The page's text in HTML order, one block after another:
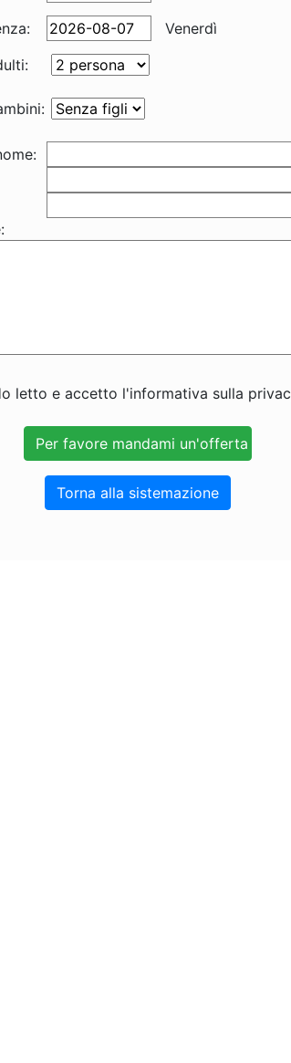
Venerdì
letto e accetto l'informativa sulla
Torna alla sistemazione